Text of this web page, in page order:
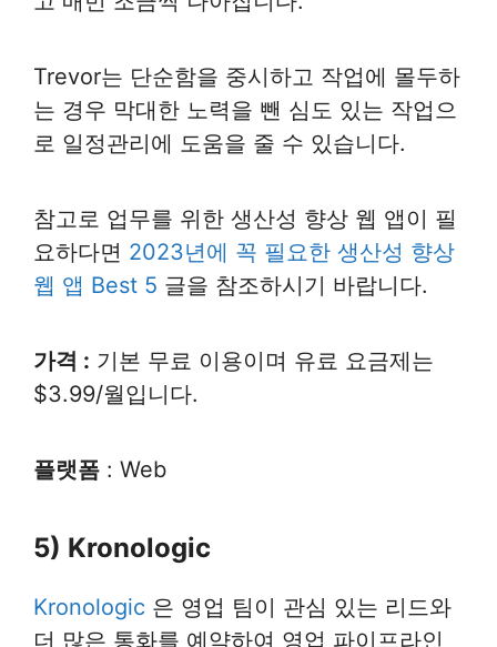
Trevor는 단순함을 중시하고 작업에 몰두하
는 경우 막대한 노력을 뺀 심도 있는 작업으
로 일정관리에 도움을 줄 수 있습니다.
참고로 업무를 위한 생산성 향상 웹 앱이 필
요하다면 2023년에 꼭 필요한 생산성 향상
웹 앱 Best 5 글을 참조하시기 바랍니다.
가격 : 기본 무료 이용이며 유료 요금제는
$3.99/월입니다.
플랫폼 : Web
5) Kronologic
Kronologic 은 영업 팀이 관심 있는 리드와
더 많은 통화를 예약하여 영업 파이프라인